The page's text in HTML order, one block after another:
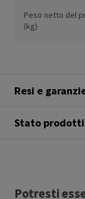
Peso netto del
(kg)
Resi e
Stato prodotti
Potresti